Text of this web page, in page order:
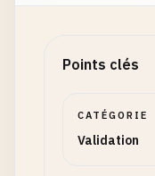
Points clés
CATÉGORIE
Validation